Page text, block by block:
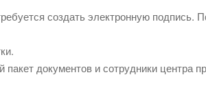
создать электронную подпись.
документов и сотрудники центра